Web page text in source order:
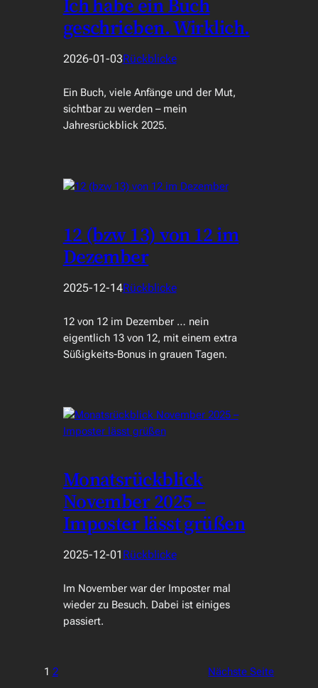
Ich habe ein Buch
geschrieben. Wirklich.
2026-01-03Rückblicke
Ein Buch, viele Anfänge und der Mut,
sichtbar zu werden – mein
Jahresrückblick 2025.
12 (bzw 13) von 12 im
Dezember
2025-12-14Rückblicke
12 von 12 im Dezember … nein
eigentlich 13 von 12, mit einem extra
Süßigkeits-Bonus in grauen Tagen.
Monatsrückblick
November 2025 –
Imposter lässt grüßen
2025-12-01 Rückblicke
Im November war der Imposter mal
wieder zu Besuch. Dabei ist einiges
passiert.
1 2 Nächste Seite